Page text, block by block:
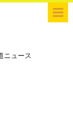
ニュース